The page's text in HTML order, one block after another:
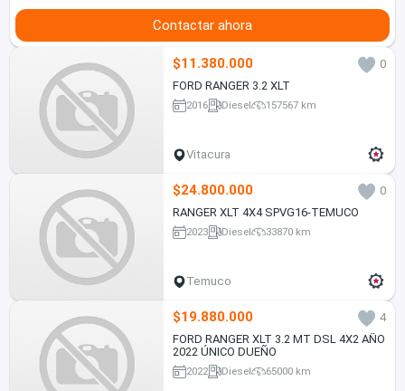
Contactar ahora
$11.380.000
0
FORD RANGER 3.2 XLT
2016 Diesel 157567 km
Vitacura
$24.800.000
0
RANGER XLT 4X4 SPVG16-TEMUCO
2023 Diesel 33870 km
Temuco
$19.880.000
4
FORD RANGER XLT 3.2 MT DSL 4X2 AÑO
2022 ÚNICO DUEÑO
2022 Diesel 65000 km